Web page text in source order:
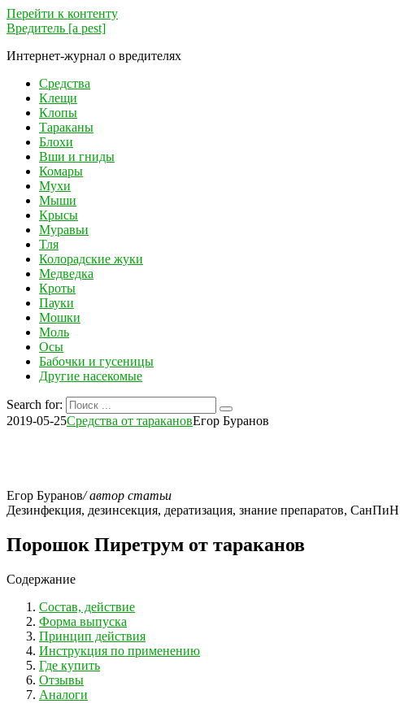
Перейти к контенту
Вредитель [a pest]
Интернет-журнал о вредителях
Средства
Клещи
Клопы
Тараканы
Блохи
Вши и гниды
Комары
Мухи
Мыши
Крысы
Муравьи
Тля
Колорадские жуки
Медведка
Кроты
Пауки
Мошки
Моль
Осы
Бабочки и гусеницы
Другие насекомые
Search for:
2019-05-25Средства от таракановЕгор Буранов
Егор Буранов/ автор статьи
Дезинфекция, дезинсекция, дератизация, знание препаратов,
Порошок Пиретрум от тараканов
Содержание
Состав, действие
Форма выпуска
Принцип действия
Инструкция по применению
Где купить
Отзывы
Аналоги